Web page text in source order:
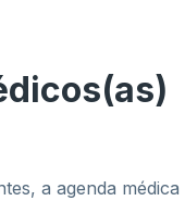
a agenda médica